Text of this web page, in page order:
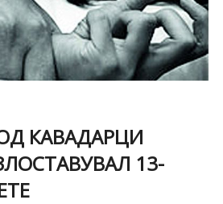
КАВАДАРЦИ
13-